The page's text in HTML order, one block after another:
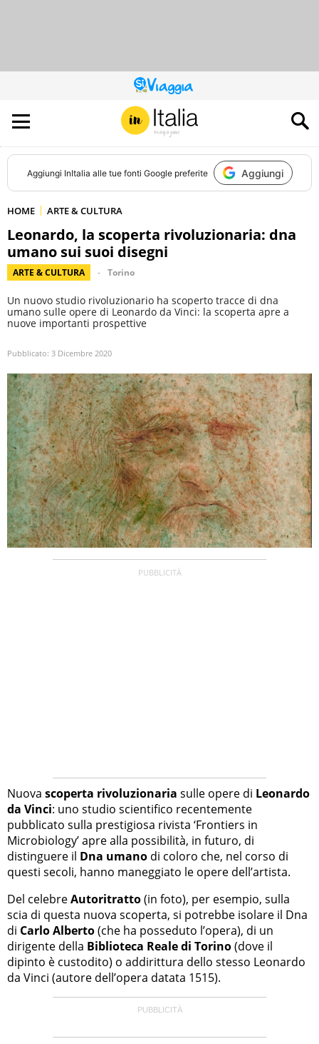
QUESTO
SITO
CONTRIBUISCE
ALL’AUDIENCE
DI
Aggiungi InItalia alle tue fonti Google preferite Aggiungi
HOME ARTE & CULTURA
Leonardo, la scoperta rivoluzionaria: dna
umano sui suoi disegni
ARTE & CULTURA Torino
Un nuovo studio rivoluzionario ha scoperto tracce di dna
umano sulle opere di Leonardo da Vinci: la scoperta apre a
nuove importanti prospettive
Pubblicato: 3 Dicembre 2020
Nuova scoperta rivoluzionaria sulle opere di Leonardo
da Vinci: uno studio scientifico recentemente
pubblicato sulla prestigiosa rivista ‘Frontiers in
Microbiology’ apre alla possibilità, in futuro, di
distinguere il Dna umano di coloro che, nel corso di
questi secoli, hanno maneggiato le opere dell’artista.
Del celebreAutoritratto(in foto), per esempio, sulla
scia di questa nuova scoperta, si potrebbe isolare il Dna
di Carlo Alberto(che ha posseduto l’opera), di un
dirigente della Biblioteca Reale di Torino(dove il
dipinto è custodito) o addirittura dello stesso Leonardo
da Vinci (autore dell’opera datata 1515).